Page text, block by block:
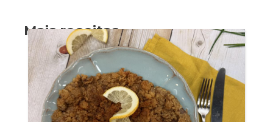
Mais receitas